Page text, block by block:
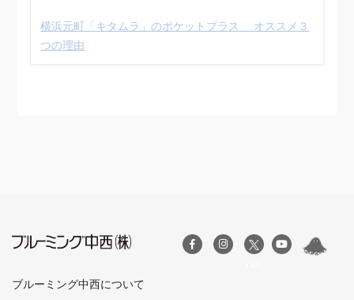
横浜元町「キタムラ」のポケットプラス オススメ３
つの理由
ブルーミング中西について